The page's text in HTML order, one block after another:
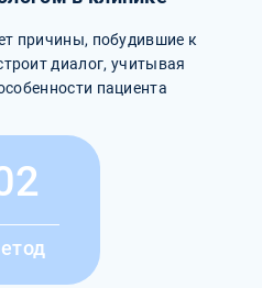
причины, побудившие к
диалог, учитывая
пациента